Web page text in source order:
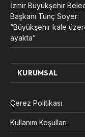
İzmir Büyükşehir
Başkanı Tunç Soyer:
“Büyükşehir kale
ayakta”
KURUMSAL
Çerez Politikası
Kullanım Koşulları